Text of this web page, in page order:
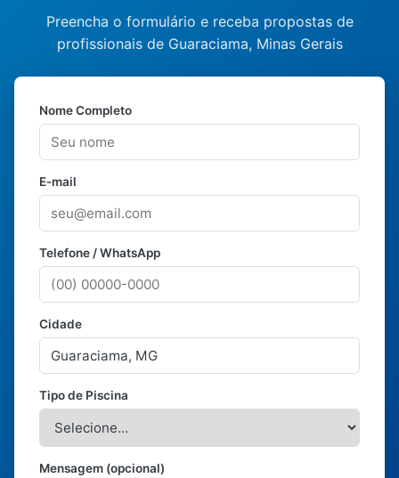
Preencha o formulário e receba propostas de
profissionais de Guaraciama, Minas Gerais
Nome Completo
E-mail
Telefone / WhatsApp
Cidade
Tipo de Piscina
Mensagem (opcional)